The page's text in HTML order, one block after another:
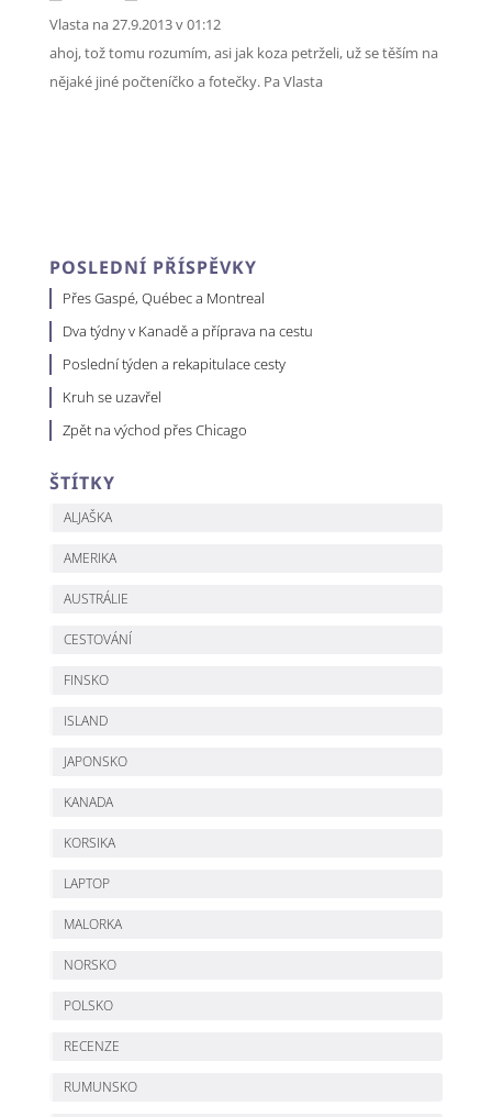
Vlasta na 27.9.2013 v 01:12
ahoj, tož tomu rozumím, asi jak koza petrželi, už se těším na
nějaké jiné počteníčko a fotečky. Pa Vlasta
POSLEDNÍ PŘÍSPĚVKY
Přes Gaspé, Québec a Montreal
Dva týdny v Kanadě a příprava na cestu
Poslední týden a rekapitulace cesty
Kruh se uzavřel
Zpět na východ přes Chicago
ŠTÍTKY
ALJAŠKA
AMERIKA
AUSTRÁLIE
CESTOVÁNÍ
FINSKO
ISLAND
JAPONSKO
KANADA
KORSIKA
LAPTOP
MALORKA
NORSKO
POLSKO
RECENZE
RUMUNSKO